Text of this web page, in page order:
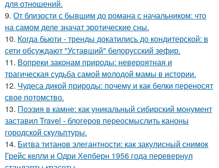
для отношений.
9. От близости с бывшим до романа с начальником: что
на самом деле значат эротические сны.
10. Когда бьюти - тренды докатились до кондитерской: в
сети обсуждают "Уставший" белорусский зефир.
11. Вопреки законам природы: невероятная и
трагическая судьба самой молодой мамы в истории.
12. Чудеса дикой природы: почему и как белки переносят
свое потомство.
13. Поэзия в камне: как уникальный сибирский монумент
заставил Travel - блогеров переосмыслить каноны
городской скульптуры.
14. Битва титанов элегантности: как закулисный снимок
Грейс келли и Одри Хепберн 1956 года перевернул